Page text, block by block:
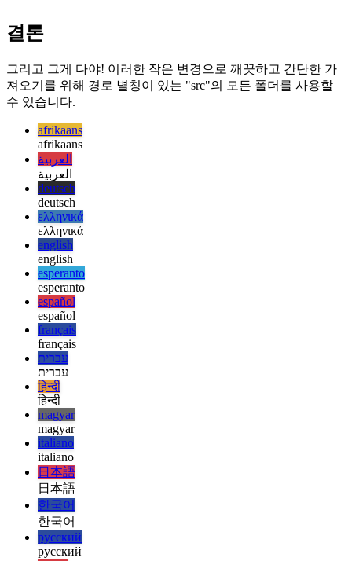
결론
그리고 그게 다야! 이러한 작은 변경으로 깨끗하고 간단한 가
수 있습니다.
afrikaans
afrikaans
العربية
العربية
deutsch
deutsch
ελληνικά
ελληνικά
english
english
esperanto
esperanto
español
español
français
français
עברית
עברית
हिन्दी
हिन्दी
magyar
magyar
italiano
italiano
日本語
日本語
한국어
한국어